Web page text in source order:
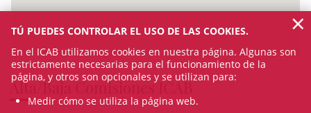
Alta/Baja Comisiones ICAB
TÚ PUEDES CONTROLAR EL USO DE LAS COOKIES.
En el ICAB utilizamos cookies en nuestra página. Algunas son
estrictamente necesarias para el funcionamiento de la
página, y otros son opcionales y se utilizan para:
Medir cómo se utiliza la página web.
×